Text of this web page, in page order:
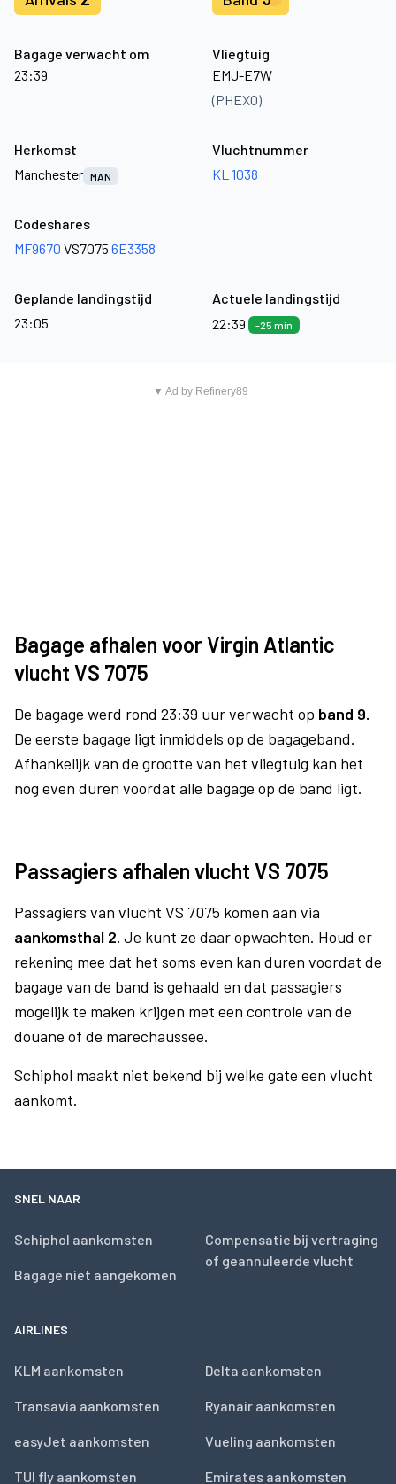
Bagage verwacht om
23:39
Vliegtuig
EMJ-E7W
(PHEXO)
Herkomst
Manchester MAN
Vluchtnummer
KL 1038
Codeshares
MF9670 VS7075 6E3358
Geplande landingstijd
23:05
Actuele landingstijd
22:39
-25 min
▼ Ad by Refinery89
Bagage afhalen voor Virgin Atlantic
vlucht VS 7075
De bagage werd rond 23:39 uur verwacht op band 9.
De eerste bagage ligt inmiddels op de bagageband.
Afhankelijk van de grootte van het vliegtuig kan het
nog even duren voordat alle bagage op de band ligt.
Passagiers afhalen vlucht VS 7075
Passagiers van vlucht VS 7075 komen aan via
aankomsthal 2. Je kunt ze daar opwachten. Houd er
rekening mee dat het soms even kan duren voordat de
bagage van de band is gehaald en dat passagiers
mogelijk te maken krijgen met een controle van de
douane of de marechaussee.
Schiphol maakt niet bekend bij welke gate een vlucht
aankomt.
SNEL NAAR
Schiphol aankomsten
Bagage niet aangekomen
Compensatie bij vertraging
of geannuleerde vlucht
AIRLINES
KLM aankomsten
Transavia aankomsten
easyJet aankomsten
TUI fly aankomsten
Delta aankomsten
Ryanair aankomsten
Vueling aankomsten
Emirates aankomsten